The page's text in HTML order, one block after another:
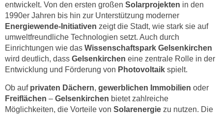
entwickelt. Von den ersten großen Solarprojekten in den
1990er Jahren bis hin zur Unterstützung moderner
Energiewende-Initiativen zeigt die Stadt, wie stark sie auf
umweltfreundliche Technologien setzt. Auch durch
Einrichtungen wie das Wissenschaftspark Gelsenkirchen
wird deutlich, dass Gelsenkirchen eine zentrale Rolle in der
Entwicklung und Förderung von Photovoltaik spielt.
Ob auf privaten Dächern, gewerblichen Immobilien oder
Freiflächen – Gelsenkirchen bietet zahlreiche
Möglichkeiten, die Vorteile von Solarenergie zu nutzen. Die